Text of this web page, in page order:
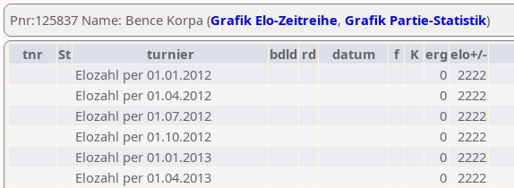
Pnr:125837 Name: Bence Korpa (Grafik Elo-Zeitreihe, Grafik Partie-Statistik)
tnr
St turnier bdld rd datum f K erg elo+/-
Elozahl per 01.01.2012
0 2222
Elozahl per 01.04.2012
0 2222
Elozahl per 01.07.2012
0 2222
Elozahl per 01.10.2012
0 2222
Elozahl per 01.01.2013
0 2222
Elozahl per 01.04.2013
0 2222